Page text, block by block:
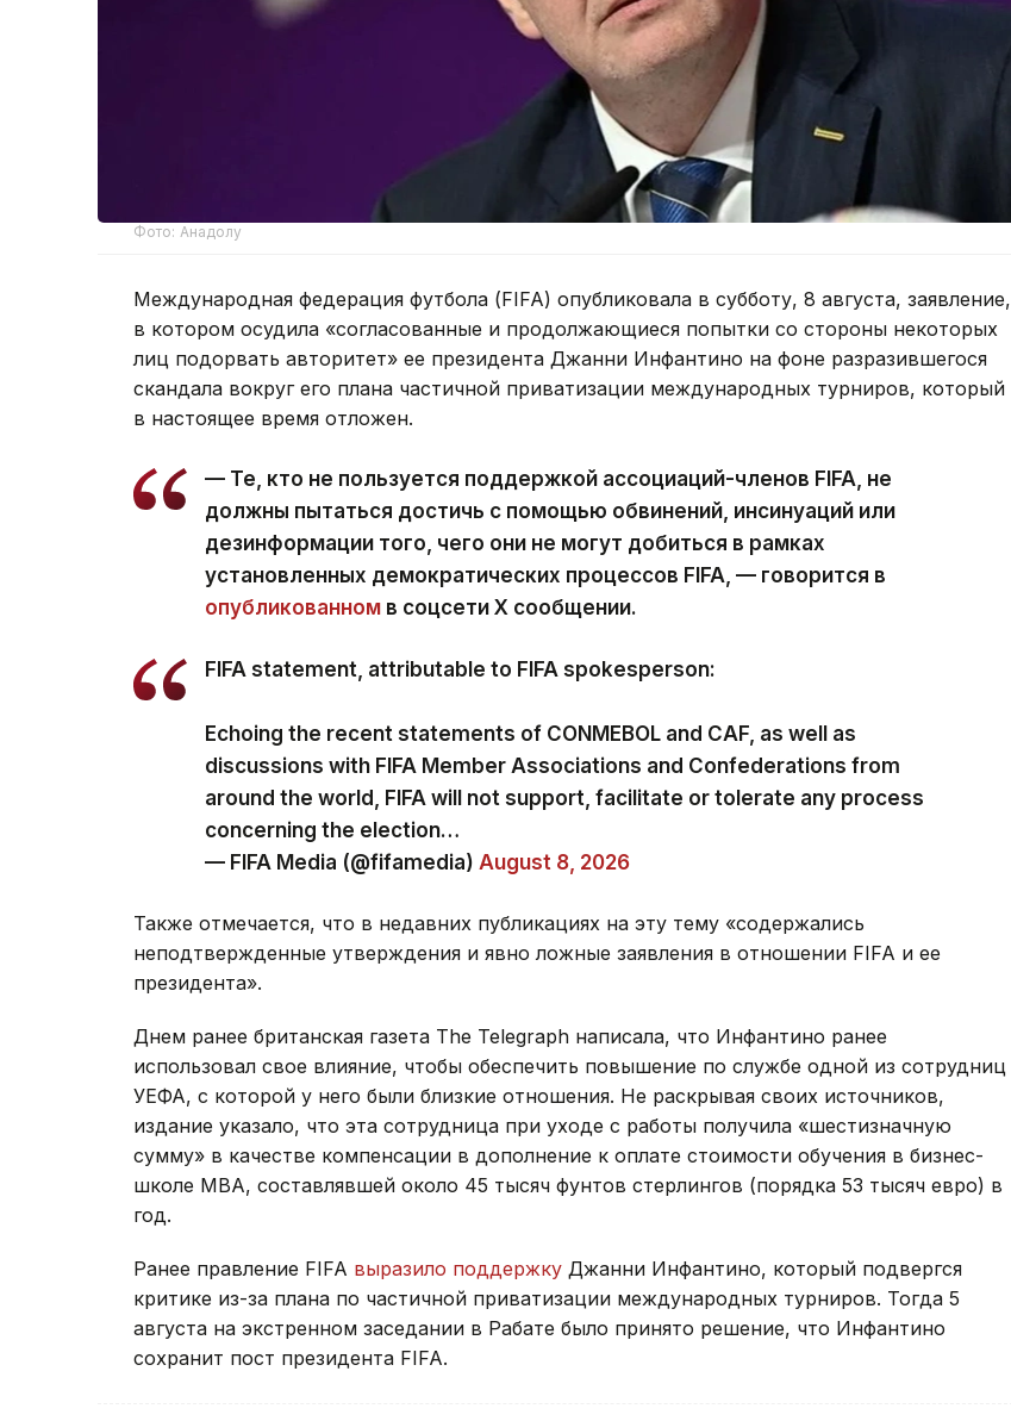
Фото: Анадолу
Международная федерация футбола (FIFA) опубликовала в субботу, 8 августа, заявление,
в котором осудила «согласованные и продолжающиеся попытки со стороны некоторых
лиц подорвать авторитет» ее президента Джанни Инфантино на фоне разразившегося
скандала вокруг его плана частичной приватизации международных турниров, который
в настоящее время отложен.
— Те, кто не пользуется поддержкой ассоциаций-членов FIFA, не
должны пытаться достичь с помощью обвинений, инсинуаций или
дезинформации того, чего они не могут добиться в рамках
установленных демократических процессов FIFA, — говорится в
опубликованном в соцсети Х сообщении.
FIFA statement, attributable to FIFA spokesperson:
Echoing the recent statements of CONMEBOL and CAF, as well as
discussions with FIFA Member Associations and Confederations from
around the world, FIFA will not support, facilitate or tolerate any process
concerning the election…
— FIFA Media (@fifamedia) August 8, 2026
Также отмечается, что в недавних публикациях на эту тему «содержались
неподтвержденные утверждения и явно ложные заявления в отношении FIFA и ее
президента».
Днем ранее британская газета The Telegraph написала, что Инфантино ранее
использовал свое влияние, чтобы обеспечить повышение по службе одной из сотрудниц
УЕФА, с которой у него были близкие отношения. Не раскрывая своих источников,
издание указало, что эта сотрудница при уходе с работы получила «шестизначную
сумму» в качестве компенсации в дополнение к оплате стоимости обучения в бизнес-
школе МВА, составлявшей около 45 тысяч фунтов стерлингов (порядка 53 тысяч евро) в
год.
Ранее правление FIFA выразило поддержку Джанни Инфантино, который подвергся
критике из-за плана по частичной приватизации международных турниров. Тогда 5
августа на экстренном заседании в Рабате было принято решение, что Инфантино
сохранит пост президента FIFA.